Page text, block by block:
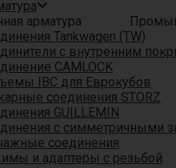
Tankwagen (TW)
с внутренним
CAMLOCK
IBC для Еврокубов
соединения STORZ
GUILLEMIN
с симметричными
соединения
и адаптеры с резьбой